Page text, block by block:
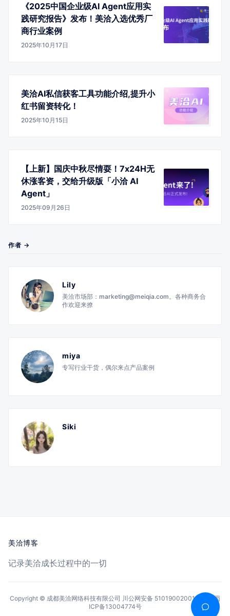
《2025中国企业级AI Agent应用实
践研究报告》发布！美洽入选优秀厂
商行业案例
2025年10月17日
美洽AI私信获客工具功能介绍,提升小
红书留资转化！
2025年10月15日
【上新】国庆中秋尽情耍！7x24H无
休涨客资，交给升级版「小洽 AI
Agent」
2025年09月26日
作者 →
Lily
美洽市场部：marketing@meiqia.com。各种商务合
作欢迎来撩
miya
专写行业干货，偶尔来点产品案例
Siki
美洽博客
记录美洽成长过程中的一切
Copyright © 成都美洽网络科技有限公司 川公网安备 51019002001144号
蜀
ICP备13004774号